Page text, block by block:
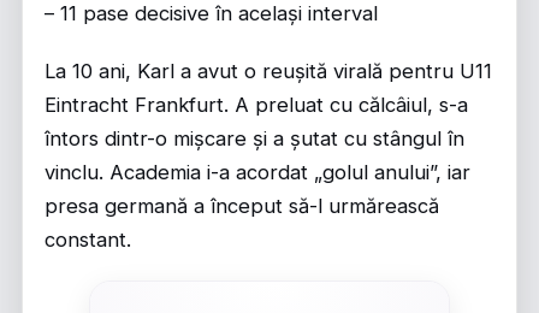
– 11 pase decisive în același interval
La 10 ani, Karl a avut o reușită virală pentru U11
Eintracht Frankfurt. A preluat cu călcâiul, s-a
întors dintr-o mișcare și a șutat cu stângul în
vinclu. Academia i-a acordat „golul anului”, iar
presa germană a început să-l urmărească
constant.